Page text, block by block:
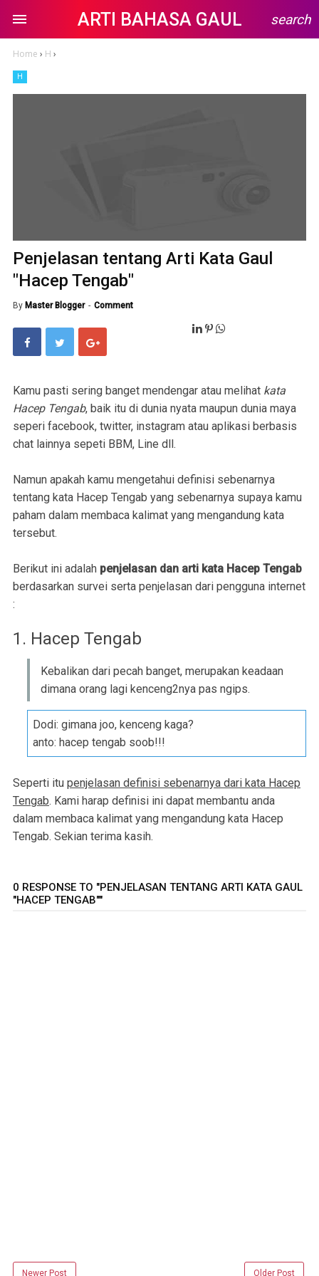
ARTI BAHASA GAUL search
Home › H ›
H
Penjelasan tentang Arti Kata Gaul
"Hacep Tengab"
By Master Blogger Comment
Kamu pasti sering banget mendengar atau melihat kata
Hacep Tengab, baik itu di dunia nyata maupun dunia maya
seperi facebook, twitter, instagram atau aplikasi berbasis
chat lainnya sepeti BBM, Line dll.
Namun apakah kamu mengetahui definisi sebenarnya
tentang kata Hacep Tengab yang sebenarnya supaya kamu
paham dalam membaca kalimat yang mengandung kata
tersebut.
Berikut ini adalah penjelasan dan arti kata Hacep Tengab
berdasarkan survei serta penjelasan dari pengguna internet
:
1. Hacep Tengab
Kebalikan dari pecah banget, merupakan keadaan
dimana orang lagi kenceng2nya pas ngips.
Dodi: gimana joo, kenceng kaga?
anto: hacep tengab soob!!!
Seperti itu penjelasan definisi sebenarnya dari kata Hacep
Tengab. Kami harap definisi ini dapat membantu anda
dalam membaca kalimat yang mengandung kata Hacep
Tengab. Sekian terima kasih.
0 RESPONSE TO "PENJELASAN TENTANG ARTI KATA GAUL
"HACEP TENGAB""
Newer Post Older Post